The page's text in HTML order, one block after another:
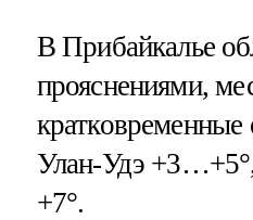
В Прибайкалье
прояснениями,
Улан-Удэ
+7°.